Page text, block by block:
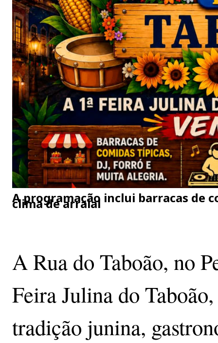
A programação inclui barracas de
clima de arraial
A Rua do Taboão, no
Feira Julina do
tradição junina,